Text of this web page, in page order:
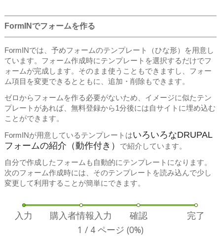
FormINでフォームを作る
FormINでは、予めフォームのテンプレート（ひな形）を用意し
ています。フォーム作成時にテンプレートを選択するだけでフ
ォームが完成します。そのまま使うこともできますし、フォー
ム項目を変更できるとともに、追加・削除もできます。
ゼロからフォームを作る必要がないため、イメージに似たテン
プレートがあれば、無料登録から1分後には自サイトに埋め込む
ことができます。
FormINが用意しているテンプレートはいろいろなDRUPAL
フォームの紹介（動作付き）
で紹介しています。
自分で作成したフォームも自動的にテンプレートになります。
次のフォーム作成時には、そのテンプレートを読み込んで少し
変更して利用することが簡単にできます。